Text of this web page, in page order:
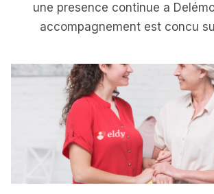
une presence continue a
accompagnement est concu